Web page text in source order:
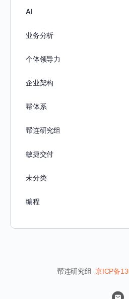
AI
业务分析
个体领导力
企业架构
帮体系
帮连研究组
敏捷交付
未分类
编程
帮连研究组京ICP备